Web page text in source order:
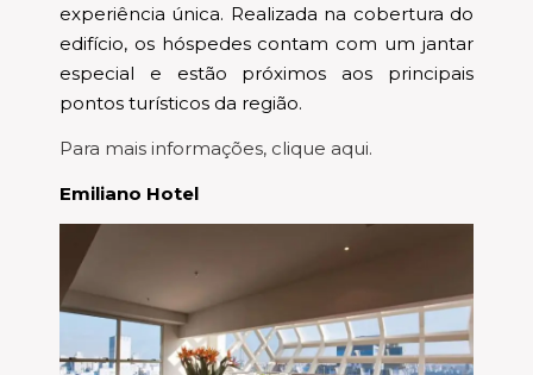
experiência única. Realizada na cobertura do
edifício, os hóspedes contam com um jantar
especial e estão próximos aos principais
pontos turísticos da região.
Para mais informações, clique aqui.
Emiliano Hotel